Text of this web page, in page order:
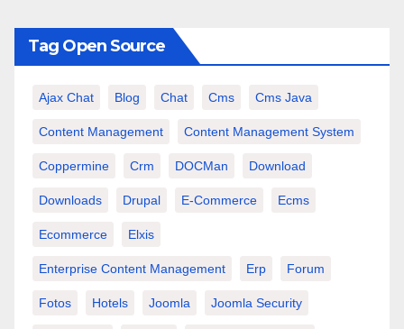
Tag Open Source
Ajax Chat Blog Chat Cms Cms Java
Content Management Content Management System
Coppermine Crm DOCMan Download
Downloads Drupal E-Commerce Ecms
Ecommerce Elxis
Enterprise Content Management Erp Forum
Fotos Hotels Joomla Joomla Security